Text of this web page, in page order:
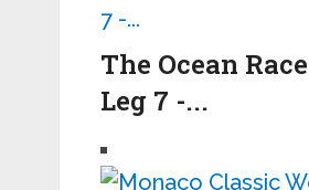
The Ocean
Leg 7 -...